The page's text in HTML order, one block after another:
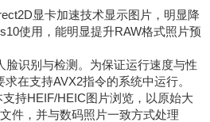
显卡加速技术显示图片，明显降
使用，能明显提升RAW格式照片预
脸识别与检测。为保证运行速度与性
在支持AVX2指令的系统中运行。
持HEIF/HEIC图片浏览，以原始大
件，并与数码照片一致方式处理